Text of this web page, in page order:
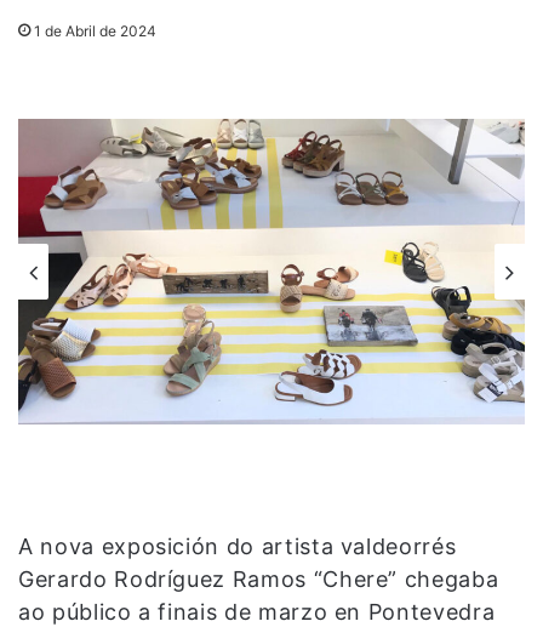
1 de Abril de 2024
A nova exposición do artista valdeorrés
Gerardo Rodríguez Ramos “Chere” chegaba
ao público a finais de marzo en Pontevedra